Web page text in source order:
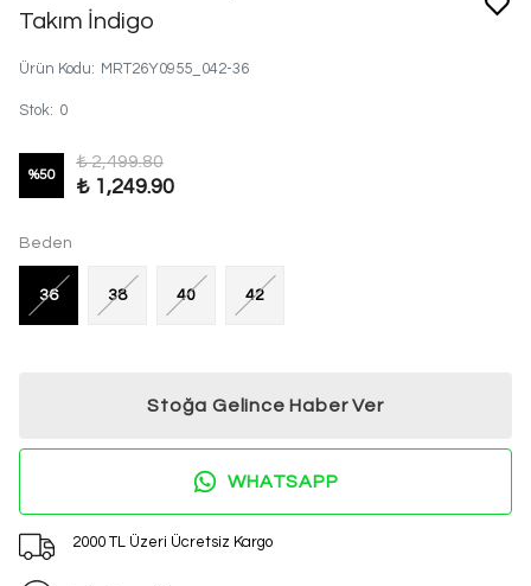
Takım İndigo
Ürün Kodu: MRT26Y0955_042-36
Stok: 0
%50
₺ 2,499.80
₺ 1,249.90
Beden
36 38 40 42
Stoğa Gelince Haber Ver
WHATSAPP
2000 TL Üzeri Ücretsiz Kargo